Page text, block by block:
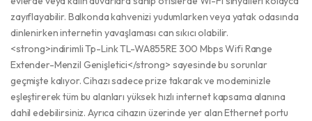
zayıflayabilir. Balkonda kahvenizi yudumlarken veya yatak odasında
dinlenirken internetin yavaşlaması can sıkıcı olabilir.
<strong>indirimli Tp-Link TL-WA855RE 300 Mbps Wifi Range
Extender-Menzil Genişletici</strong> sayesinde bu sorunlar
geçmişte kalıyor. Cihazı sadece prize takarak ve modeminizle
eşleştirerek tüm bu alanları yüksek hızlı internet kapsama alanına
dahil edebilirsiniz. Ayrıca cihazın üzerinde yer alan Ethernet portu